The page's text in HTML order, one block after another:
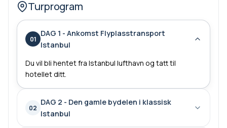
Turprogram
01
DAG 1 - Ankomst Flyplasstransport
Istanbul
Du vil bli hentet fra Istanbul lufthavn og tatt til
hotellet ditt.
02
DAG 2 - Den gamle bydelen i klassisk
Istanbul